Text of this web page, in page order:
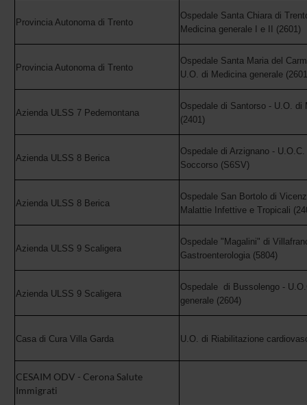
Provincia Autonoma di Trento
Ospedale Santa Chiara di
Medicina generale I e II (2601)
Provincia Autonoma di Trento
Ospedale Santa Maria del
U.O. di Medicina generale
Azienda ULSS 7 Pedemontana
Ospedale di Santorso - U.O. di
(2401)
Azienda ULSS 8 Berica
Ospedale di Arzignano -
Soccorso (S6SV)
Azienda ULSS 8 Berica
Ospedale San Bortolo di
Malattie Infettive e Tropicali
Azienda ULSS 9 Scaligera
Ospedale "Magalini" di
Gastroenterologia (5804)
Azienda ULSS 9 Scaligera
Ospedale di Bussolengo -
generale (2604)
Casa di Cura Villa Garda U.O. di Riabilitazione
CESAIM ODV - Cerona Salute
Immigrati